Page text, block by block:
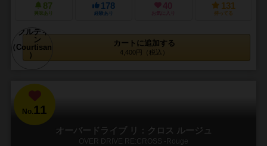
87
興味あり
178
経験あり
40
お気に入り
131
持ってる
カートに追加する
4,400円（税込）
No.11
オーバードライブ リ：クロス ルージュ
OVER DRIVE RE:CROSS -Rouge